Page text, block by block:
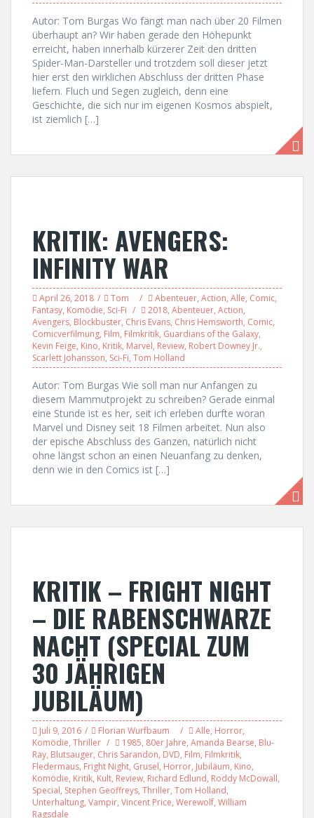
Autor: Tom Burgas Wo fängt man nach über 20 Filmen
überhaupt an? Wir haben gerade den Höhepunkt
erreicht, haben innerhalb kürzerer Zeit den dritten
Spider-Man-Darsteller und trotzdem soll dieser jetzt
hier erst den wirklichen Abschluss der dritten Phase
liefern. Fluch und Segen zugleich, denn eine
Geschichte, die sich nur im eigenen Kosmos abspielt,
ist ziemlich […]
KRITIK: AVENGERS:
INFINITY WAR
April 26, 2018 Tom Abenteuer, Action, Alle, Comic,
Fantasy, Komödie, Sci-Fi 2018, Abenteuer, Action,
Avengers, Blockbuster, Chris Evans, Chris Hemsworth, Comic,
Comicverfilmung, Film, Filmkritik, Guardians of the Galaxy,
Kevin Feige, Kino, Kritik, Marvel, Review, Robert Downey Jr.,
Scarlett Johansson, Sci-Fi, Tom Holland
Autor: Tom Burgas Wie soll man nur Anfangen zu
diesem Mammutprojekt zu schreiben? Gerade einmal
eine Stunde ist es her, seit ich erleben durfte woran
Marvel und Disney seit 18 Filmen arbeitet. Nun also
der epische Abschluss des Ganzen, natürlich nicht
ohne längst schon an einen Neuanfang zu denken,
denn wie in den Comics ist […]
KRITIK – FRIGHT NIGHT
– DIE RABENSCHWARZE
NACHT (SPECIAL ZUM
30 JÄHRIGEN
JUBILÄUM)
Juli 9, 2016 Florian Wurfbaum Alle, Horror,
Komödie, Thriller 1985, 80er Jahre, Amanda Bearse, Blu-
Ray, Blutsauger, Chris Sarandon, DVD, Film, Filmkritik,
Fledermaus, Fright Night, Grusel, Horror, Jubiläum, Kino,
Komödie, Kritik, Kult, Review, Richard Edlund, Roddy McDowall,
Special, Stephen Geoffreys, Thriller, Tom Holland,
Unterhaltung, Vampir, Vincent Price, Werewolf, William
Ragsdale